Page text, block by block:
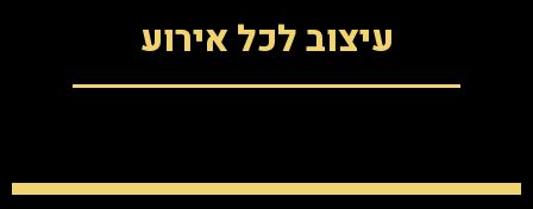
עיצוב לכל אירוע